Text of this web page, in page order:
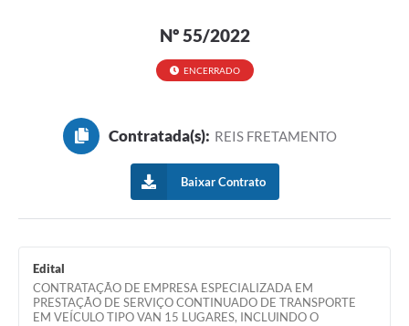
Nº 55/2022
ENCERRADO
Contratada(s): REIS FRETAMENTO
Baixar Contrato
Edital
CONTRATAÇÃO DE EMPRESA ESPECIALIZADA EM
PRESTAÇÃO DE SERVIÇO CONTINUADO DE TRANSPORTE
EM VEÍCULO TIPO VAN 15 LUGARES, INCLUINDO O